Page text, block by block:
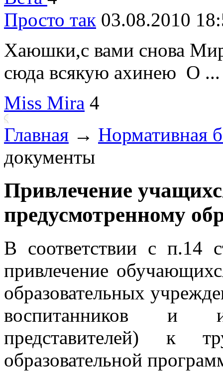
Просто так 03.08.2010
Хаюшки,с вами снова
сюда всякую ахинею О ...
Miss Mira 4
Главная → Нормативная
документы
Привлечение
предусмотренному
В соответствии с п.14
привлечение
образовательных
воспитанников и
представителей) к
образовательной